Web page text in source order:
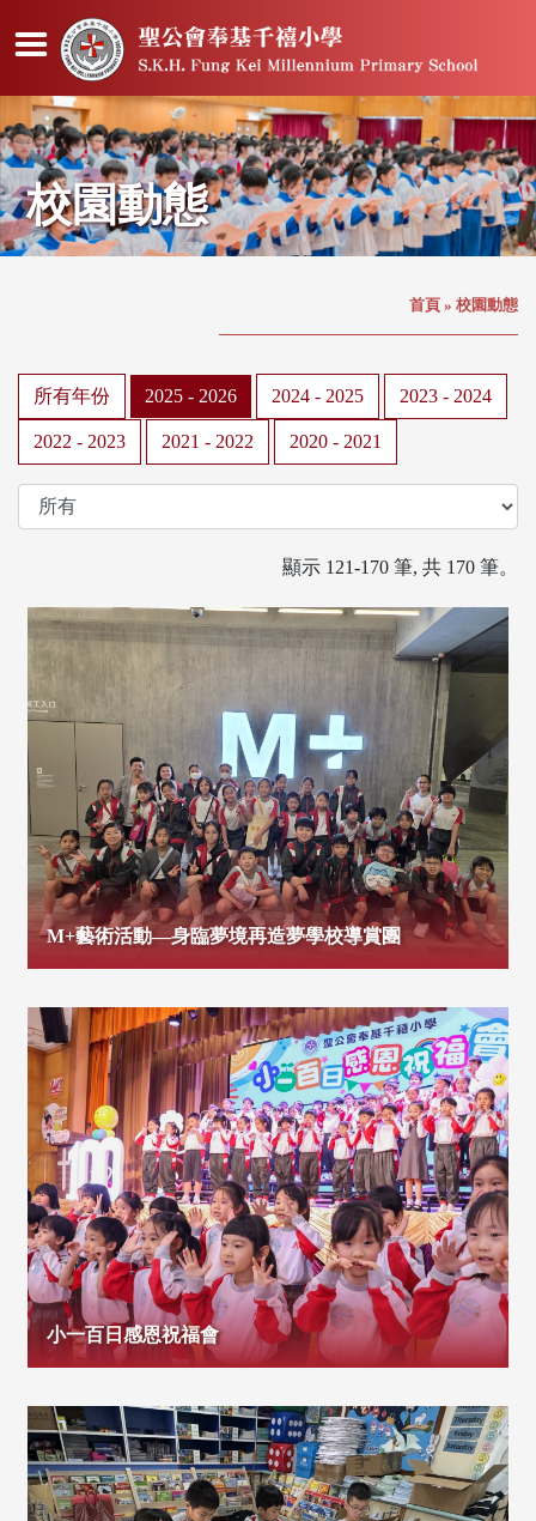
校園動態
首頁 » 校園動態
所有年份 2025 - 2026 2024 - 2025 2023 - 2024
2022 - 2023 2021 - 2022 2020 - 2021
顯示 121-170 筆, 共 170 筆。
M+藝術活動—身臨夢境再造夢學校導賞團
小一百日感恩祝福會